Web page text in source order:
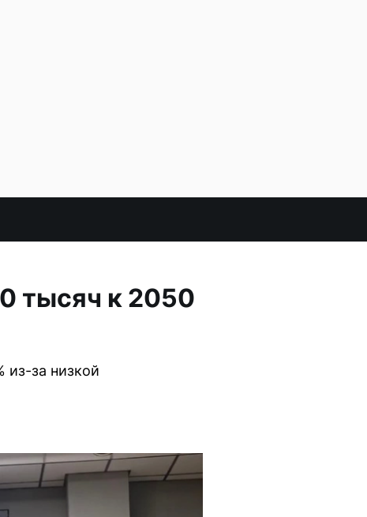
тысяч к 2050
из-за низкой